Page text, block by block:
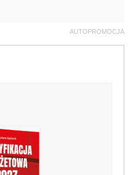
AUTOPROMOCJA